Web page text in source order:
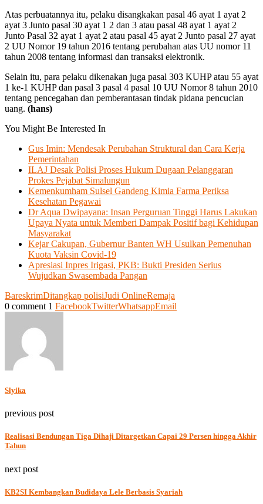
Atas perbuatannya itu, pelaku disangkakan pasal 46 ayat 1 ayat 2
ayat 3 Junto pasal 30 ayat 1 2 dan 3 atau pasal 48 ayat 1 ayat 2
Junto Pasal 32 ayat 1 ayat 2 atau pasal 45 ayat 2 Junto pasal 27 ayat
2 UU Nomor 19 tahun 2016 tentang perubahan atas UU nomor 11
tahun 2008 tentang informasi dan transaksi elektronik.
Selain itu, para pelaku dikenakan juga pasal 303 KUHP atau 55 ayat
1 ke-1 KUHP dan pasal 3 pasal 4 pasal 10 UU Nomor 8 tahun 2010
tentang pencegahan dan pemberantasan tindak pidana pencucian
uang. (hans)
You Might Be Interested In
Gus Imin: Mendesak Perubahan Struktural dan Cara Kerja
Pemerintahan
ILAJ Desak Polisi Proses Hukum Dugaan Pelanggaran
Prokes Pejabat Simalungun
Kemenkumham Sulsel Gandeng Kimia Farma Periksa
Kesehatan Pegawai
Dr Aqua Dwipayana: Insan Perguruan Tinggi Harus Lakukan
Upaya Nyata untuk Memberi Dampak Positif bagi Kehidupan
Masyarakat
Kejar Cakupan, Gubernur Banten WH Usulkan Pemenuhan
Kuota Vaksin Covid-19
Apresiasi Inpres Irigasi, PKB: Bukti Presiden Serius
Wujudkan Swasembada Pangan
BareskrimDitangkap polisiJudi OnlineRemaja
0 comment 1 FacebookTwitterWhatsappEmail
Slyika
previous post
Realisasi Bendungan Tiga Dihaji Ditargetkan Capai 29 Persen hingga Akhir
Tahun
next post
KB2SI Kembangkan Budidaya Lele Berbasis Syariah